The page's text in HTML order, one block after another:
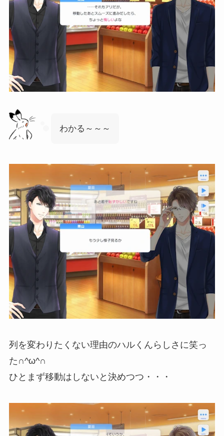
わかる～～～
列を変わりたくない理由のハルくんらしさに笑っ
た∩^ω^∩
ひとまず移動はしないと決めつつ・・・